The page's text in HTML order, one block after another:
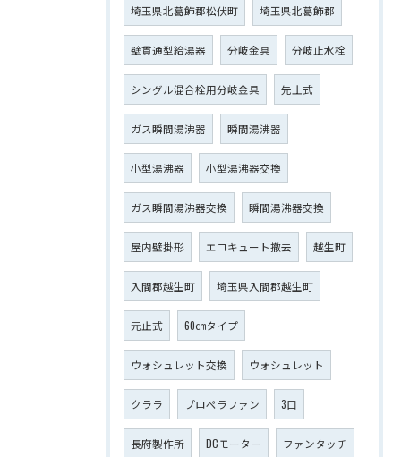
埼玉県北葛飾郡松伏町 埼玉県北葛飾郡
壁貫通型給湯器 分岐金具 分岐止水栓
シングル混合栓用分岐金具 先止式
ガス瞬間湯沸器 瞬間湯沸器
小型湯沸器 小型湯沸器交換
ガス瞬間湯沸器交換 瞬間湯沸器交換
屋内壁掛形 エコキュート撤去 越生町
入間郡越生町 埼玉県入間郡越生町
元止式 60㎝タイプ
ウォシュレット交換 ウォシュレット
クララ プロペラファン 3口
長府製作所 DCモーター ファンタッチ